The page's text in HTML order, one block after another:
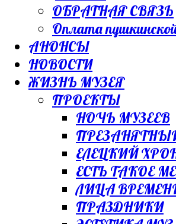
ОБРАТНАЯ СВЯЗЬ
Оплата
АНОНСЫ
НОВОСТИ
ЖИЗНЬ МУЗЕЯ
ПРОЕКТЫ
НОЧЬ МУЗЕЕВ
ЕЛЕЦКИЙ
ЕСТЬ ТАКОЕ
ЛИЦА
ПРАЗДНИКИ